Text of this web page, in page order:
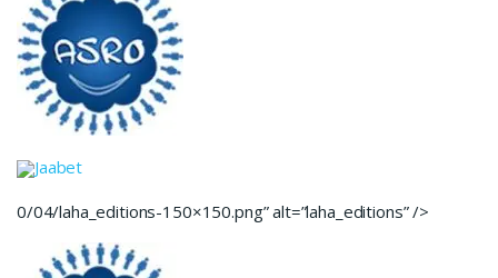
Jaabet
0/04/laha_editions-150×150.png” alt=”laha_editions” />